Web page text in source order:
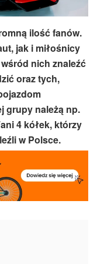
ilość fanów.
jak i miłośnicy
nich znaleźć
oraz tych,
grupy należą np.
4 kółek, którzy
w Polsce.